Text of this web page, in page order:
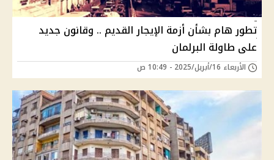
تطور هام بشأن أزمة الإيجار القديم .. وقانون جديد
على طاولة البرلمان
الأربعاء 16/أبريل/2025 - 10:49 ص